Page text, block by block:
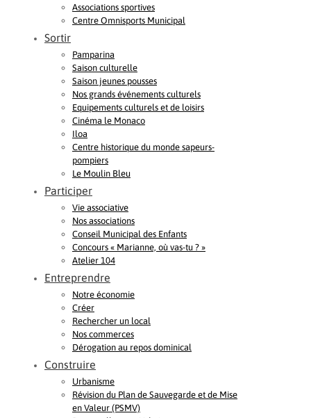
Associations sportives
Centre Omnisports Municipal
Sortir
Pamparina
Saison culturelle
Saison jeunes pousses
Nos grands événements culturels
Equipements culturels et de loisirs
Cinéma le Monaco
Iloa
Centre historique du monde sapeurs-
pompiers
Le Moulin Bleu
Participer
Vie associative
Nos associations
Conseil Municipal des Enfants
Concours « Marianne, où vas-tu ? »
Atelier 104
Entreprendre
Notre économie
Créer
Rechercher un local
Nos commerces
Dérogation au repos dominical
Construire
Urbanisme
Révision du Plan de Sauvegarde et de Mise
en Valeur (PSMV)